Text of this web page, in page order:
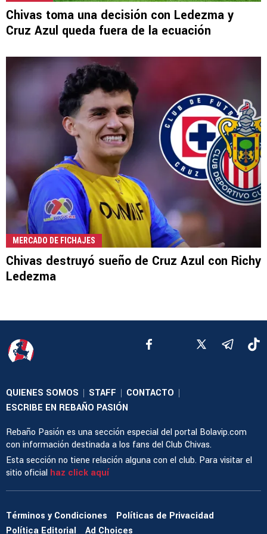
Chivas toma una decisión con Ledezma y
Cruz Azul queda fuera de la ecuación
MERCADO DE FICHAJES
Chivas destruyó sueño de Cruz Azul con Richy
Ledezma
QUIENES SOMOS | STAFF | CONTACTO |
ESCRIBE EN REBAÑO PASIÓN
Rebaño Pasión es una sección especial del portal Bolavip.com
con información destinada a los fans del Club Chivas.
Esta sección no tiene relación alguna con el club. Para visitar el
sitio oficial haz click aquí
Términos y Condiciones
Políticas de Privacidad
Política Editorial
Ad Choices